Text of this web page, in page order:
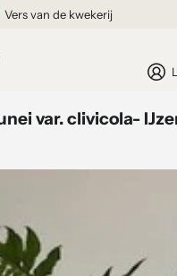
Vers van de kwekerij
var. clivicola-